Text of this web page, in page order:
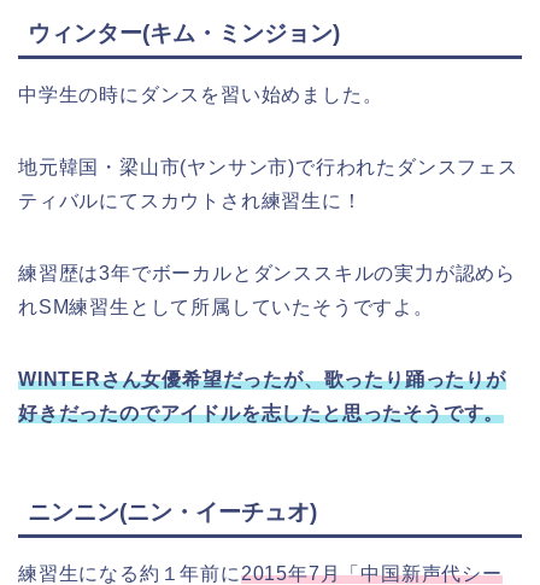
ウィンター(キム・ミンジョン)
中学生の時にダンスを習い始めました。
地元韓国・梁山市(ヤンサン市)で行われたダンスフェス
ティバルにてスカウトされ練習生に！
練習歴は3年でボーカルとダンススキルの実力 が認めら
れSM練習生として所属していたそうですよ。
WINTERさん女優希望だったが、歌ったり踊ったりが
好きだったのでアイドルを志したと思ったそうです。
ニンニン(ニン・イーチュオ)
練習生になる約１年前に2015年7月「中国新声代シー